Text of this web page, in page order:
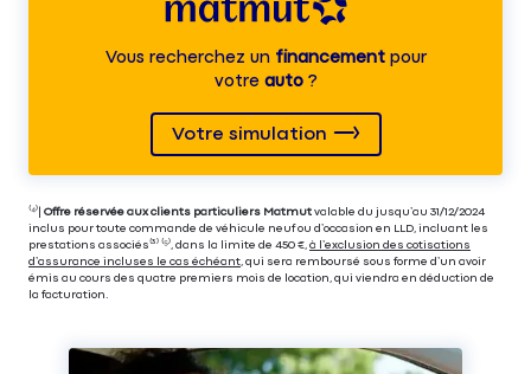
Vous recherchez unfinancementpour
votre auto?
Votre simulation
⁽⁴⁾| Offre réservée aux clients particuliers Matmut valable du jusqu’au 31/12/2024
inclus pour toute commande de véhicule neuf ou d’occasion en LLD, incluant les
prestations associés⁽³⁾ ⁽⁵⁾, dans la limite de 450 €, à l’exclusion des cotisations
d’assurance incluses le cas échéant , qui sera remboursé sous forme d’un avoir
émis au cours des quatre premiers mois de location, qui viendra en déduction de
la facturation.